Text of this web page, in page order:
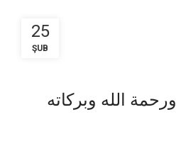
25
ŞUB
الله وبركاته